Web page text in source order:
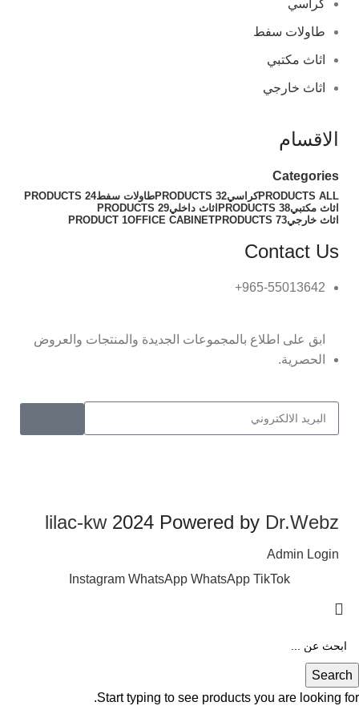
كراسي
طاولات سفط
اثاث مكتبي
اثاث خارجي
الاقسام
Categories
ALL
PRODUCTSكراسي32 PRODUCTS طاولات سفط24 PRODUCTS
اثاث مكتبي38 PRODUCTS اثاث داخلي29 PRODUCTS
اثاث خارجي73 PRODUCTS
OFFICE CABINET
1 PRODUCT
Contact Us
965-55013642+
ابق على اطلاع بالمجموعات الجديدة والمنتجات والعروض
الحصرية.
lilac-kw 2024 Powered by Dr.Webz
Admin Login
Instagram WhatsApp WhatsApp TikTok
Search
Start typing to see products you are looking for.